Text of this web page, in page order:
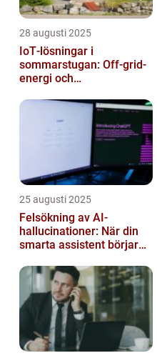
28 augusti 2025
IoT‑lösningar i
sommarstugan: Off‑grid-
energi och
25 augusti 2025
Felsökning av AI-
hallucinationer: När din
smarta assistent börjar